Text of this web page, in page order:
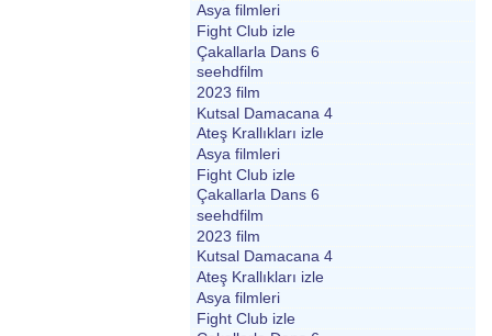
Asya filmleri
Fight Club izle
Çakallarla Dans 6
seehdfilm
2023 film
Kutsal Damacana 4
Ateş Krallıkları izle
Asya filmleri
Fight Club izle
Çakallarla Dans 6
seehdfilm
2023 film
Kutsal Damacana 4
Ateş Krallıkları izle
Asya filmleri
Fight Club izle